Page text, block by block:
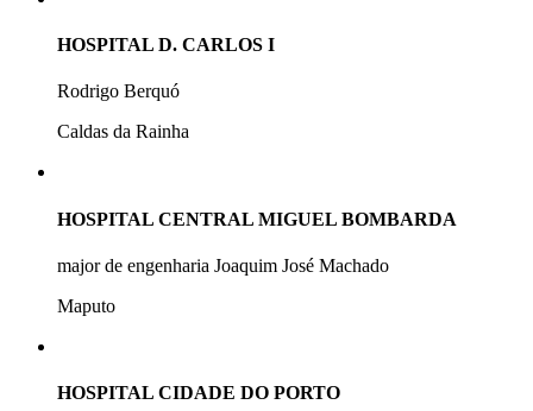
HOSPITAL D. CARLOS I
Rodrigo Berquó
Caldas da Rainha
HOSPITAL CENTRAL MIGUEL BOMBARDA
major de engenharia Joaquim José Machado
Maputo
HOSPITAL CIDADE DO PORTO